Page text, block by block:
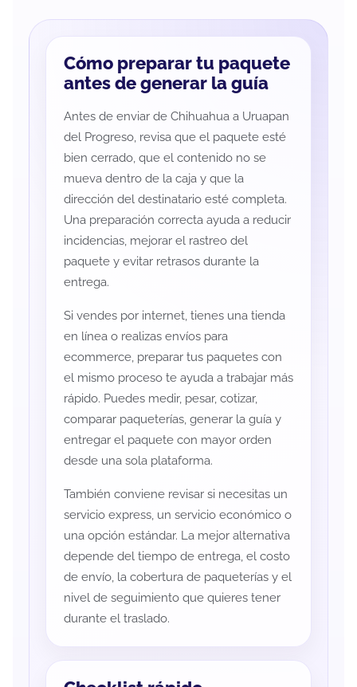
Cómo preparar tu paquete
antes de generar la guía
Antes de enviar de Chihuahua a Uruapan
del Progreso, revisa que el paquete esté
bien cerrado, que el contenido no se
mueva dentro de la caja y que la
dirección del destinatario esté completa.
Una preparación correcta ayuda a reducir
incidencias, mejorar el rastreo del
paquete y evitar retrasos durante la
entrega.
Si vendes por internet, tienes una tienda
en línea o realizas envíos para
ecommerce, preparar tus paquetes con
el mismo proceso te ayuda a trabajar más
rápido. Puedes medir, pesar, cotizar,
comparar paqueterías, generar la guía y
entregar el paquete con mayor orden
desde una sola plataforma.
También conviene revisar si necesitas un
servicio express, un servicio económico o
una opción estándar. La mejor alternativa
depende del tiempo de entrega, el costo
de envío, la cobertura de paqueterías y el
nivel de seguimiento que quieres tener
durante el traslado.